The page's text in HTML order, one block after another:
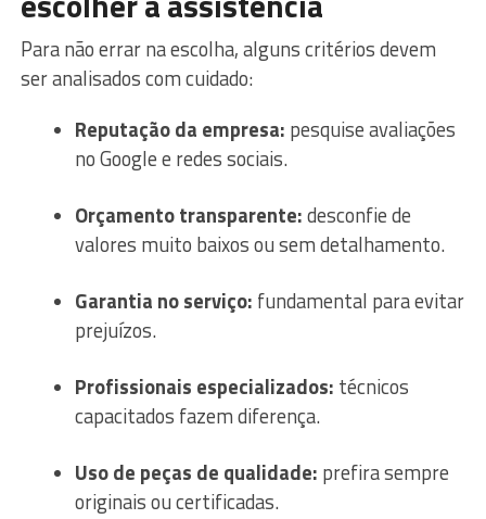
Para não errar na escolha, alguns critérios devem
ser analisados com cuidado:
Reputação da empresa: pesquise avaliações
no Google e redes sociais.
Orçamento transparente:desconfie de
valores muito baixos ou sem detalhamento.
Garantia no serviço: fundamental para evitar
prejuízos.
Profissionais especializados: técnicos
capacitados fazem diferença.
Uso de peças de qualidade: prefira sempre
originais ou certificadas.